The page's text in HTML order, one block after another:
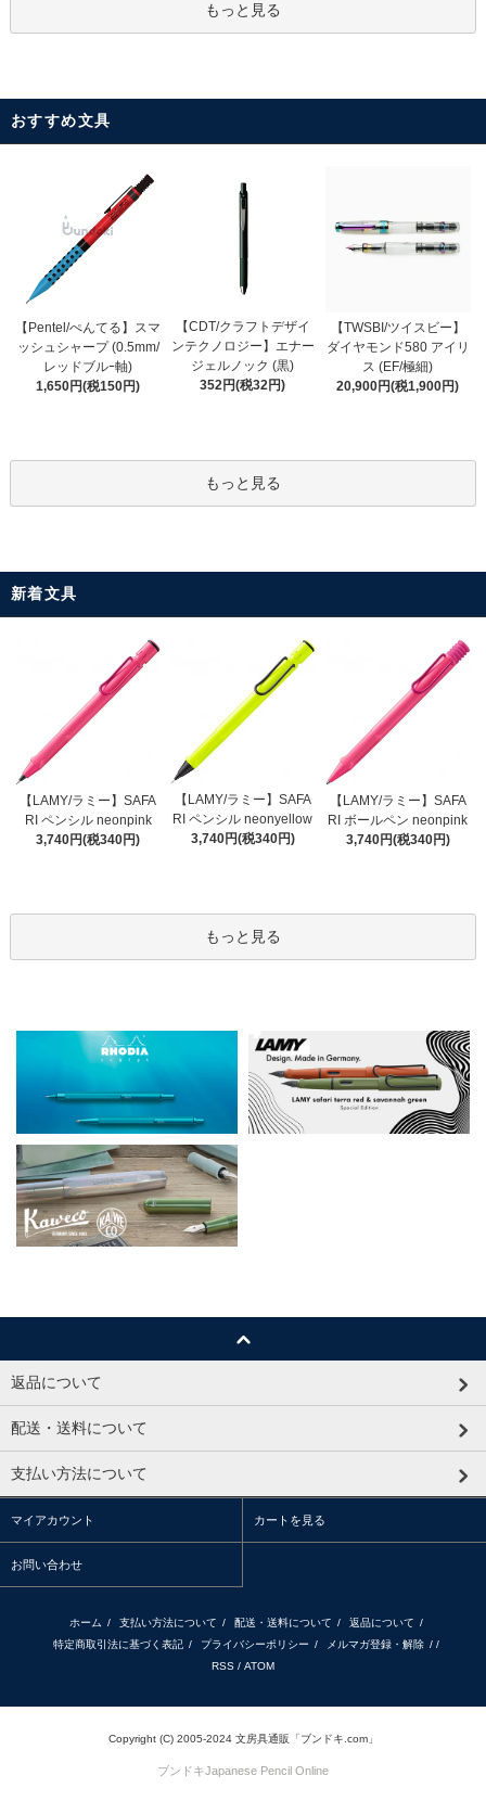
もっと見る
おすすめ文具
【Pentel/ぺんてる】スマ
ッシュシャープ (0.5mm/
レッドブルｰ軸)
1,650円(税150円)
【CDT/クラフトデザイ
ンテクノロジー】エナー
ジェルノック (黒)
352円(税32円)
【TWSBI/ツイスビー】
ダイヤモンド580 アイリ
ス (EF/極細)
20,900円(税1,900円)
もっと見る
新着文具
【LAMY/ラミー】SAFA
RI ペンシル neonpink
3,740円(税340円)
【LAMY/ラミー】SAFA
RI ペンシル neonyellow
3,740円(税340円)
【LAMY/ラミー】SAFA
RI ボールペン neonpink
3,740円(税340円)
もっと見る
返品について
配送・送料について
支払い方法について
マイアカウント カートを見る
お問い合わせ
ホーム / 支払い方法について / 配送・送料について / 返品について /
特定商取引法に基づく表記 / プライバシーポリシー / メルマガ登録・解除 / /
RSS / ATOM
Copyright (C) 2005-2024 文房具通販「ブンドキ.com」
ブンドキJapanese Pencil Online